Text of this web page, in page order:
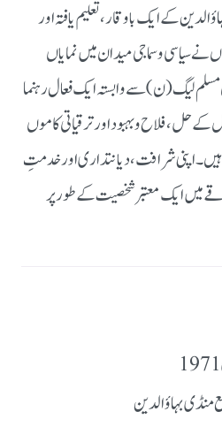
کے ایک باوقار، تعلیم یافتہ اور
سیاسی و سماجی میدان میں نمایاں
مسلم لیگ (ن) سے وابستہ ایک فعال رہنما
کے حل، فلاح و بہبود اور ترقیاتی کاموں
اپنی شرافت، دیانتداری اور خدمتِ
میں ایک معتبر شخصیت کے طور پر
بہاؤالدین